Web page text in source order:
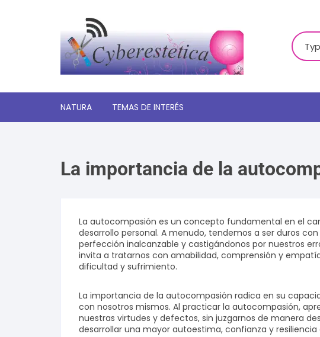
Buscar:
NATURA TEMAS DE INTERÉS
Autoayuda y desarrollo
personal
Tecnologia
Estética
Salud y bienestar
Finanzas
La importancia de la
La autocompasión es un concepto fundamental en el
desarrollo personal. A menudo, tendemos a ser duros
perfección inalcanzable y castigándonos por nuestros
invita a tratarnos con amabilidad, comprensión y
dificultad y sufrimiento.
La importancia de la autocompasión radica en su
con nosotros mismos. Al practicar la autocompasión,
nuestras virtudes y defectos, sin juzgarnos de manera
desarrollar una mayor autoestima, confianza y resiliencia